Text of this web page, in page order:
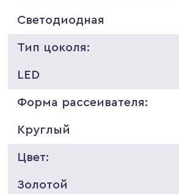
Светодиодная
Тип цоколя:
LED
Форма рассеивателя:
Круглый
Цвет:
Золотой